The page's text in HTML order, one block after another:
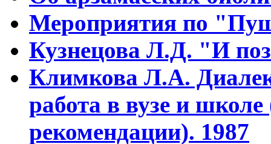
Мероприятия по
Кузнецова Л.Д. "И
Климкова Л.А.
работа в вузе и
рекомендации). 1987